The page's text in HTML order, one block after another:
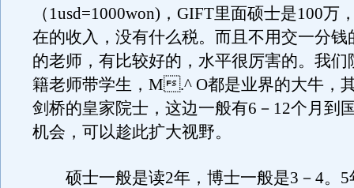
（1usd=1000won)，GIFT里面硕士是100万
在的收入，没有什么税。而且不用交一分钱
的老师，有比较好的，水平很厉害的。我们
籍老师带学生，M.^ O都是业界的大牛，
剑桥的皇家院士，这边一般有6－12个月到
机会，可以趁此扩大视野。
硕士一般是读2年，博士一般是3－4。5